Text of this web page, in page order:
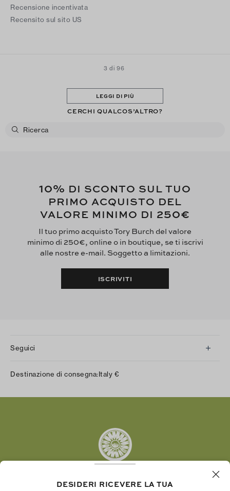
Recensione incentivata
Recensito sul sito US
3 di 96
LEGGI DI PIÙ
CERCHI QUALCOS’ALTRO?
10% DI SCONTO SUL TUO
PRIMO ACQUISTO DEL
VALORE MINIMO DI 250€
Il tuo primo acquisto Tory Burch del valore
minimo di 250€, online o in boutique, se ti iscrivi
alle nostre e-mail. Soggetto a limitazioni.
ISCRIVITI
Seguici
Twitter
LinkedIn
Destinazione di consegna:Italy €
DESIDERI RICEVERE LA TUA